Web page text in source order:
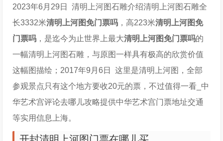
2023年6月29日 清明上河图石雕介绍清明上河图石雕全
长3332米清明上河图免门票吗 ，高223米清明上河图免
门票吗 ，是迄今为止世界上最大清明上河图免门票吗的
一幅清明上河图石雕，与原图一样具有极高的欣赏价值
这幅图描绘；2017年9月6日 这里是清明上河图，全部
参观景点只有这个地方要收20元的票，不过值得一看_中
华艺术宫评论去哪儿攻略提供中华艺术宫门票地址交通
等实用信息上海。